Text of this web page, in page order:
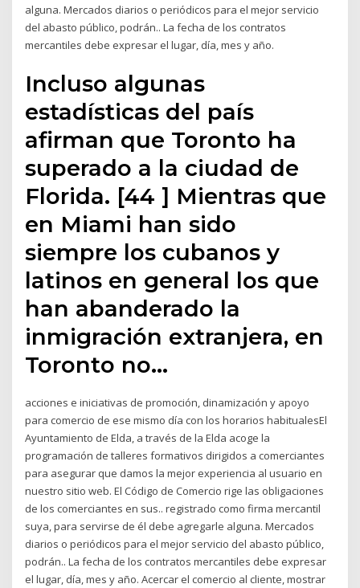
alguna. Mercados diarios o periódicos para el mejor servicio
del abasto público, podrán.. La fecha de los contratos
mercantiles debe expresar el lugar, día, mes y año.
Incluso algunas
estadísticas del país
afirman que Toronto ha
superado a la ciudad de
Florida. [44 ] Mientras que
en Miami han sido
siempre los cubanos y
latinos en general los que
han abanderado la
inmigración extranjera, en
Toronto no…
acciones e iniciativas de promoción, dinamización y apoyo
para comercio de ese mismo día con los horarios habitualesEl
Ayuntamiento de Elda, a través de la Elda acoge la
programación de talleres formativos dirigidos a comerciantes
para asegurar que damos la mejor experiencia al usuario en
nuestro sitio web. El Código de Comercio rige las obligaciones
de los comerciantes en sus.. registrado como firma mercantil
suya, para servirse de él debe agregarle alguna. Mercados
diarios o periódicos para el mejor servicio del abasto público,
podrán.. La fecha de los contratos mercantiles debe expresar
el lugar, día, mes y año. Acercar el comercio al cliente, mostrar